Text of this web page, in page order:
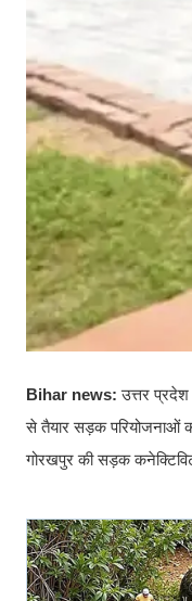
Bihar news:उत्तर
से तैयार सड़क परियोजनाओं
गोरखपुर की सड़क